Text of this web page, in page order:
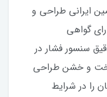
ایرانی طراحی و
گواهی
سنسور فشار در
و خشن طراحی
را در شرایط